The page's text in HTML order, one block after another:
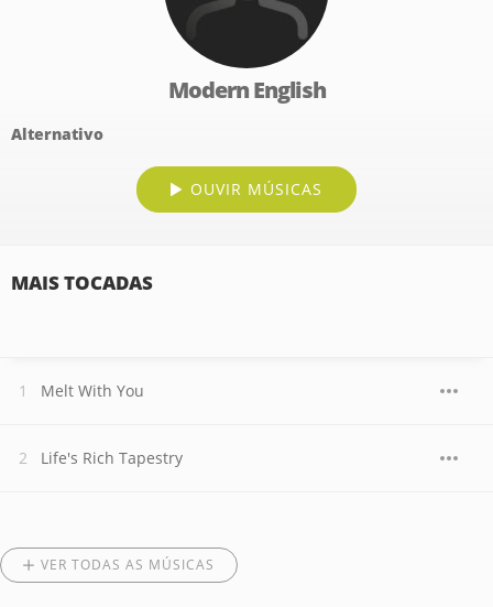
Modern English
Alternativo
OUVIR MÚSICAS
MAIS TOCADAS
Melt With You
Life's Rich Tapestry
VER TODAS AS MÚSICAS